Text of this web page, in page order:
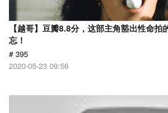
【越哥】豆瓣8.8分，这部主角豁出性命
忘！
# 395
2020-05-23 09:56